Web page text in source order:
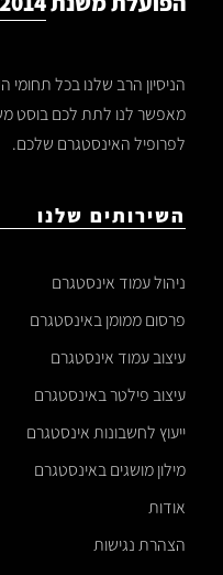
הניסיון הרב שלנו בכל תחומי
מאפשר לנו לתת לכם בוסט
לפרופיל האינסטגרם שלכם.
השירותים שלנו
ניהול עמוד אינסטגרם
פרסום ממומן באינסטגרם
עיצוב עמוד אינסטגרם
עיצוב פילטר באינסטגרם
ייעוץ לחשבונות אינסטגרם
מילון מושגים באינסטגרם
אודות
הצהרת נגישות